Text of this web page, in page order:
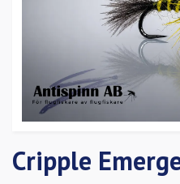
Cripple